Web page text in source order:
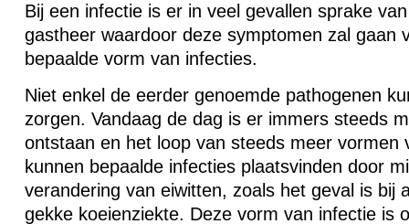
Bij een infectie is er in veel gevallen sprake
gastheer waardoor deze symptomen zal gaan
bepaalde vorm van infecties.
Niet enkel de eerder genoemde pathogenen
zorgen. Vandaag de dag is er immers steeds
ontstaan en het loop van steeds meer vormen
kunnen bepaalde infecties plaatsvinden door
verandering van eiwitten, zoals het geval is bij
gekke koeienziekte. Deze vorm van infectie is